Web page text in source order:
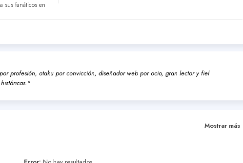
sus fanáticos en
profesión, otaku por convicción, diseñador web por ocio, gran lector y fiel
Mostrar más